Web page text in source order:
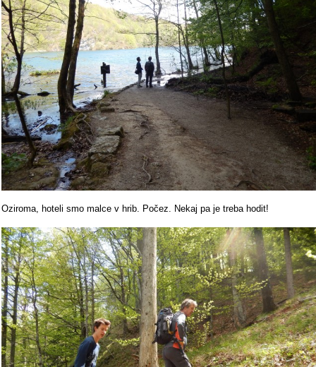
Oziroma, hoteli smo malce v hrib. Počez. Nekaj pa je treba hodit!